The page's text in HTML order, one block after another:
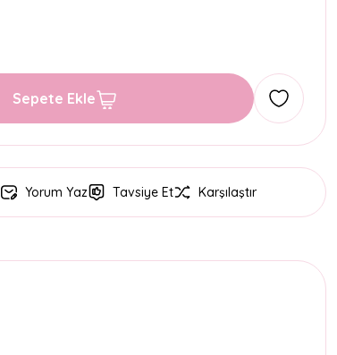
Sepete Ekle
Yorum Yaz Tavsiye Et Karşılaştır